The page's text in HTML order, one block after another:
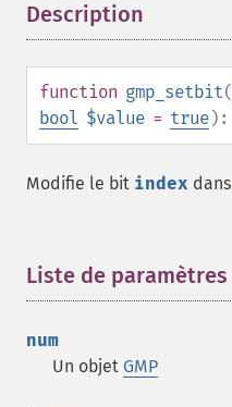
Description
function gmp_setbit(
bool $value = true):
Modifie le bit index dans
Liste de paramètres
num
Un objet GMP